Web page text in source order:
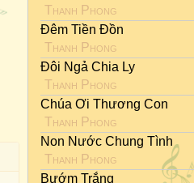
Thanh Phong
Đêm Tiền Đồn
Thanh Phong
Đôi Ngả Chia Ly
Thanh Phong
Chúa Ơi Thương Con
Thanh Phong
Non Nước Chung Tình
Thanh Phong
Bướm Trắng